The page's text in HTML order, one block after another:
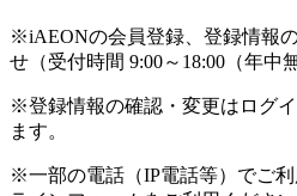
※iAEONの会員登録、登録情報
せ（受付時間 9:00～18:00（年中
※登録情報の確認・変更はログ
ます。
※一部の電話（IP電話等）でご